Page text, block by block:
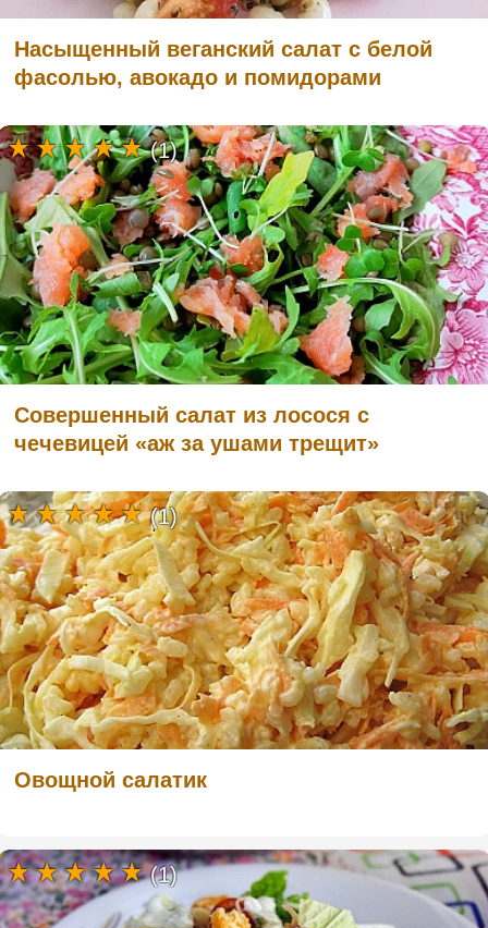
Насыщенный веганский салат с белой
фасолью, авокадо и помидорами
Совершенный салат из лосося с
чечевицей «аж за ушами трещит»
(1)
Овощной салатик
(1)
(1)